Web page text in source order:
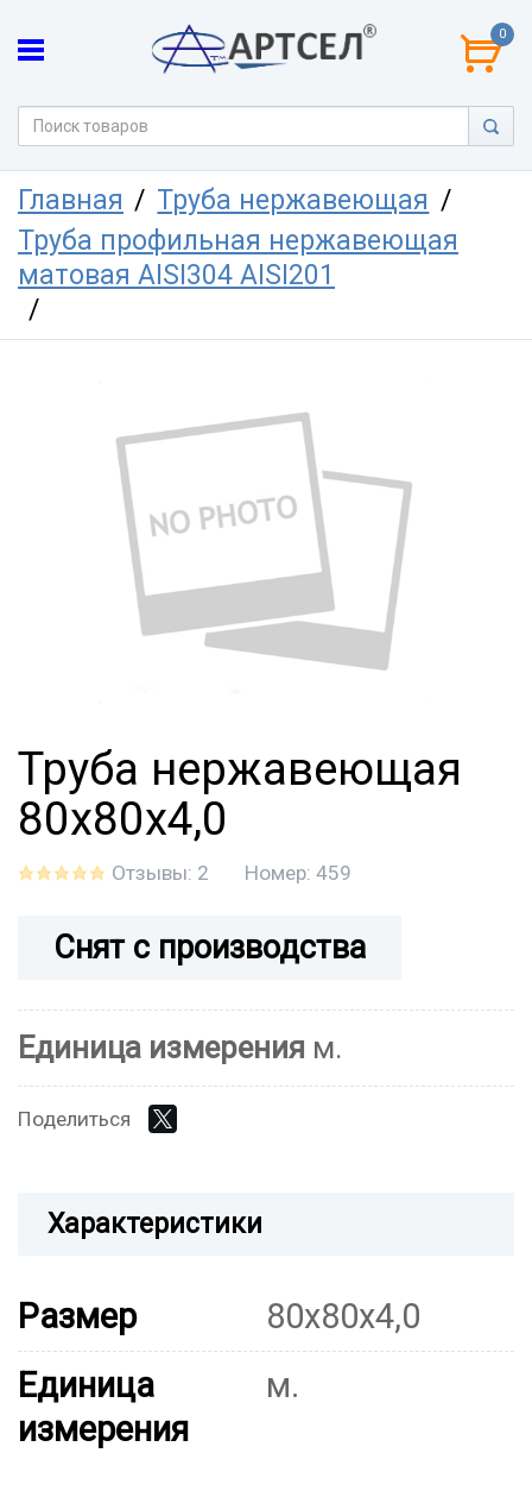
0
Главная
Труба нержавеющая
Труба профильная нержавеющая
матовая AISI304 AISI201
Труба нержавеющая
80х80х4,0
Отзывы: 2 Номер: 459
Снят с производства
Единица измерения м.
Поделиться
Характеристики
Размер
80х80х4,0
Единица
измерения
м.